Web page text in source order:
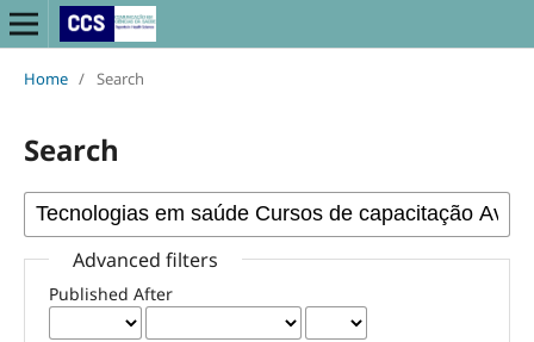
Home / Search
Search
Advanced filters
Published After